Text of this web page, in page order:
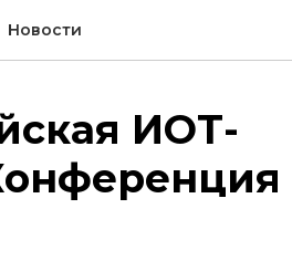
Новости
ИОТ-